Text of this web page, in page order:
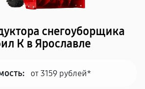
снегоуборщика
К в Ярославле
от 3159 рублей*